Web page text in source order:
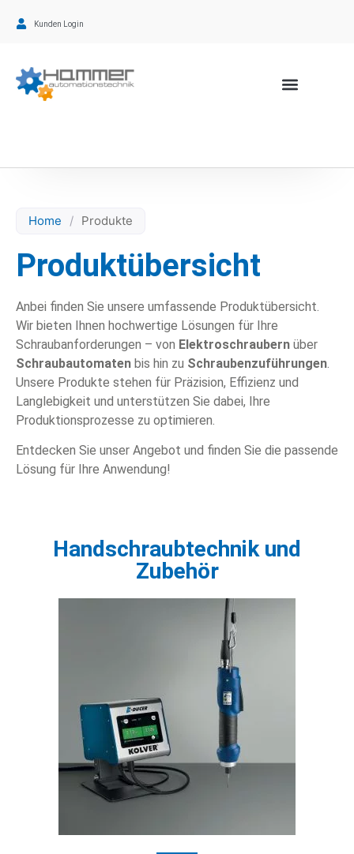
Kunden Login
Home / Produkte
Produktübersicht
Anbei finden Sie unsere umfassende Produktübersicht.
Wir bieten Ihnen hochwertige Lösungen für Ihre
Schraubanforderungen – von Elektroschraubern über
Schraubautomaten bis hin zu Schraubenzuführungen.
Unsere Produkte stehen für Präzision, Effizienz und
Langlebigkeit und unterstützen Sie dabei, Ihre
Produktionsprozesse zu optimieren.
Entdecken Sie unser Angebot und finden Sie die passende
Lösung für Ihre Anwendung!
Handschraubtechnik und
Zubehör